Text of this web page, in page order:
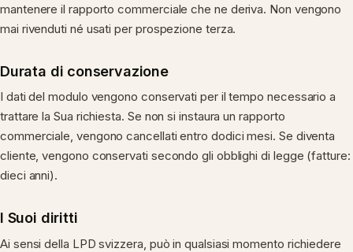
mantenere il rapporto commerciale che ne deriva. Non vengono
mai rivenduti né usati per prospezione terza.
Durata di conservazione
I dati del modulo vengono conservati per il tempo necessario a
trattare la Sua richiesta. Se non si instaura un rapporto
commerciale, vengono cancellati entro dodici mesi. Se diventa
cliente, vengono conservati secondo gli obblighi di legge (fatture:
dieci anni).
I Suoi diritti
Ai sensi della LPD svizzera, può in qualsiasi momento richiedere